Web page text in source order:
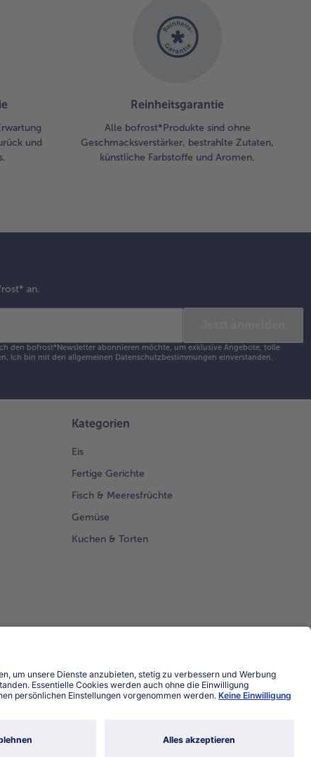
und
Reinheitsgarantie
Alle bofrost*Produkte sind ohne
Geschmacksverstärker, bestrahlte Zutaten,
künstliche Farbstoffe und Aromen.
an.
den bofrost*Newsletter abonnieren möchte, um exklusive Angebote, tolle
Ich bin mit den allgemeinen Datenschutzbestimmungen einverstanden.
Kategorien
Eis
Fertige Gerichte
Fisch & Meeresfrüchte
Gemüse
Kuchen & Torten
Land / Sprache wählen